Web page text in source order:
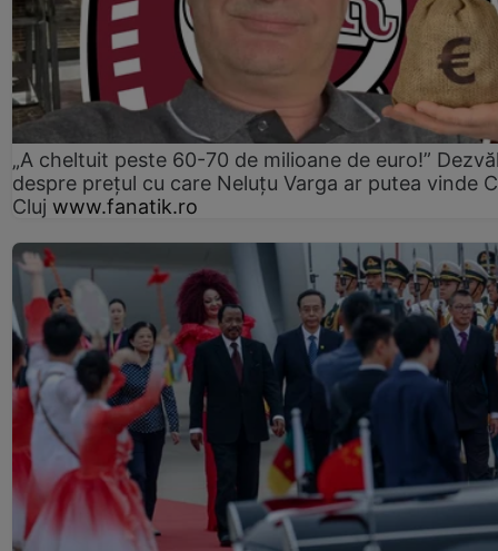
„A cheltuit peste 60-70 de milioane de euro!”
despre prețul cu care Neluțu Varga ar putea vinde
Cluj www.fanatik.ro